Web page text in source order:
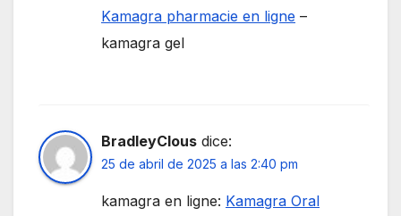
Kamagra pharmacie en ligne –
kamagra gel
BradleyClous dice:
25 de abril de 2025 a las 2:40 pm
kamagra en ligne: Kamagra Oral